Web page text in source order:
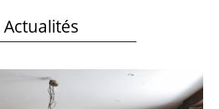
Actualités